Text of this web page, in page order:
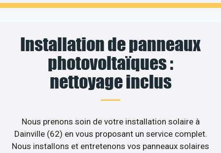
Installation de panneaux
photovoltaïques :
nettoyage inclus
Nous prenons soin de votre installation solaire à
Dainville (62) en vous proposant un service complet.
Nous installons et entretenons vos panneaux solaires